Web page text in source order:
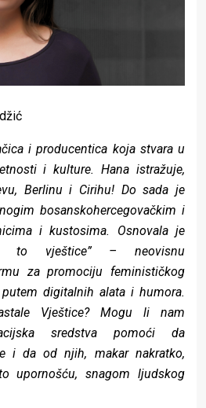
i producentica koja stvara u
i kulture. Hana istražuje,
Berlinu i Cirihu! Do sada je
bosanskohercegovačkim i
i kustosima. Osnovala je
to vještice” – neovisnu
za promociju feminističkog
digitalnih alata i humora.
Vještice? Mogu li nam
sredstva pomoći da
i da od njih, makar nakratko,
upornošću, snagom ljudskog